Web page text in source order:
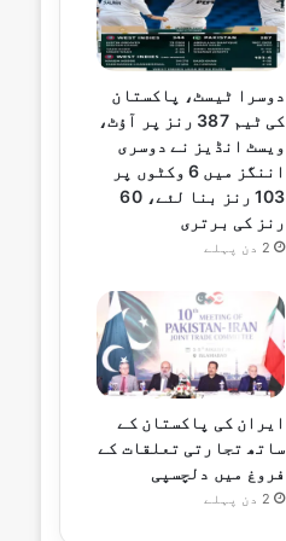
دوسرا ٹیسٹ، پاکستان
کی ٹیم 387 رنز پر آؤٹ،
ویسٹ انڈیز نے دوسری
اننگز میں 6 وکٹوں پر
103 رنز بنا لئے، 60
رنز کی برتری
2 دن پہلے
ایران کی پاکستان کے
ساتھ تجارتی تعلقات کے
فروغ میں دلچسپی
2 دن پہلے